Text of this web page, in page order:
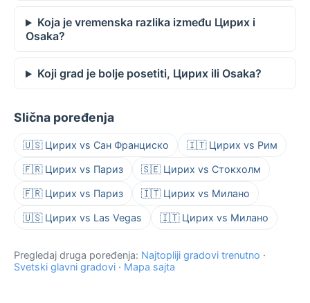
Koja je vremenska razlika između Цирих i
Osaka?
Koji grad je bolje posetiti, Цирих ili Osaka?
Slična poređenja
🇺🇸 Цирих vs Сан Франциско 🇮🇹 Цирих vs Рим
🇫🇷 Цирих vs Париз 🇸🇪 Цирих vs Стокхолм
🇫🇷 Цирих vs Париз 🇮🇹 Цирих vs Милано
🇺🇸 Цирих vs Las Vegas 🇮🇹 Цирих vs Милано
Pregledaj druga poređenja: Najtopliji gradovi trenutno ·
Svetski glavni gradovi · Mapa sajta